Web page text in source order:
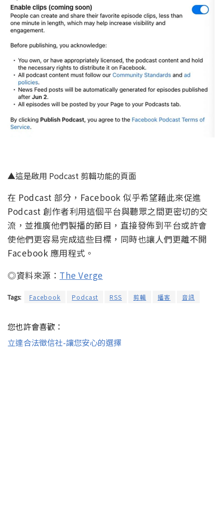
▲這是啟用 Podcast 剪輯功能的頁面
在 Podcast 部分，Facebook 似乎希望藉此來促進
Podcast 創作者利用這個平台與聽眾之間更密切的交
流，並推廣他們製播的節目，直接發佈到平台或許會
使他們更容易完成這些目標，同時也讓人們更離不開
Facebook 應用程式。
◎資料來源： The Verge
Tags: Facebook Podcast RSS 剪輯 播客 音訊
您也許會喜歡：
立達合法徵信社-讓您安心的選擇